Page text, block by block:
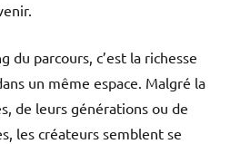
du parcours, c’est la richesse
un même espace. Malgré la
de leurs générations ou de
les créateurs semblent se